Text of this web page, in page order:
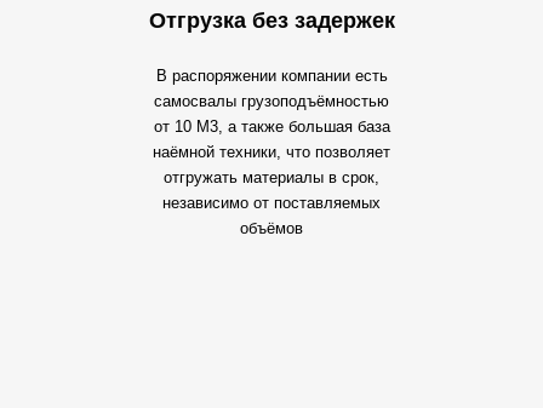
Отгрузка без задержек
В распоряжении компании есть
самосвалы грузоподъёмностью
от 10 М3, а также большая база
наёмной техники, что позволяет
отгружать материалы в срок,
независимо от поставляемых
объёмов